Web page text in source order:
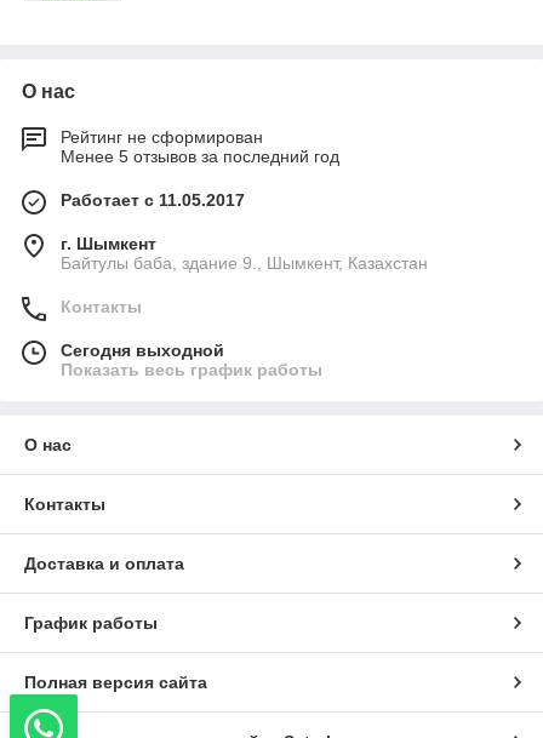
О нас
Рейтинг не сформирован
Менее 5 отзывов за последний год
Работает с 11.05.2017
г. Шымкент
Байтулы баба, здание 9., Шымкент, Казахстан
Контакты
Сегодня выходной
Показать весь график работы
О нас
Контакты
Доставка и оплата
График работы
Полная версия сайта